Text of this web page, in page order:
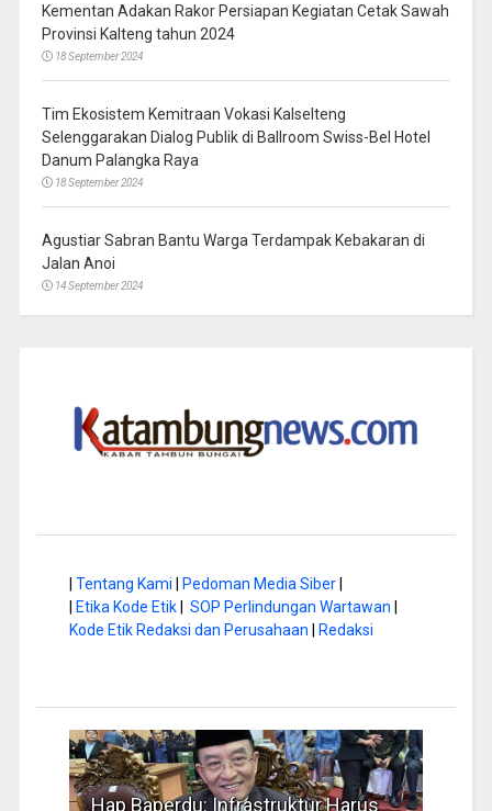
Kementan Adakan Rakor Persiapan Kegiatan Cetak Sawah
Provinsi Kalteng tahun 2024
18 September 2024
Tim Ekosistem Kemitraan Vokasi Kalselteng
Selenggarakan Dialog Publik di Ballroom Swiss-Bel Hotel
Danum Palangka Raya
18 September 2024
Agustiar Sabran Bantu Warga Terdampak Kebakaran di
Jalan Anoi
14 September 2024
| Tentang Kami | Pedoman Media Siber|
| Etika Kode Etik| SOP Perlindungan Wartawan |
Kode Etik Redaksi dan Perusahaan | Redaksi
Hap Baperdu: Infrastruktur Harus